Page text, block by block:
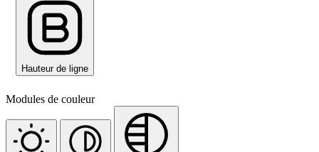
Hauteur de ligne
Modules de couleur